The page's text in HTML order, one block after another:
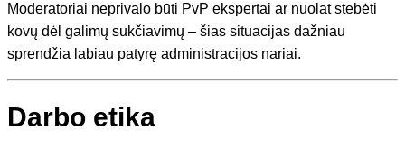
Moderatoriai neprivalo būti PvP ekspertai ar nuolat stebėti
kovų dėl galimų sukčiavimų – šias situacijas dažniau
sprendžia labiau patyrę administracijos nariai.
Darbo etika